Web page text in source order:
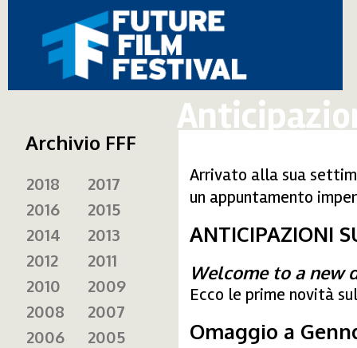
Arrivato alla sua
un appuntamento
ANTICIPAZIONI
Welcome to a
Ecco le prime novità
Omaggio a
Archivio FFF
2018
2017
2016
2015
2014
2013
2012
2011
2010
2009
2008
2007
2006
2005